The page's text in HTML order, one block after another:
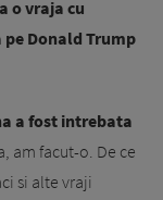
o vraja cu
Donald Trump
a fost intrebata
am facut-o. De ce
si alte vraji